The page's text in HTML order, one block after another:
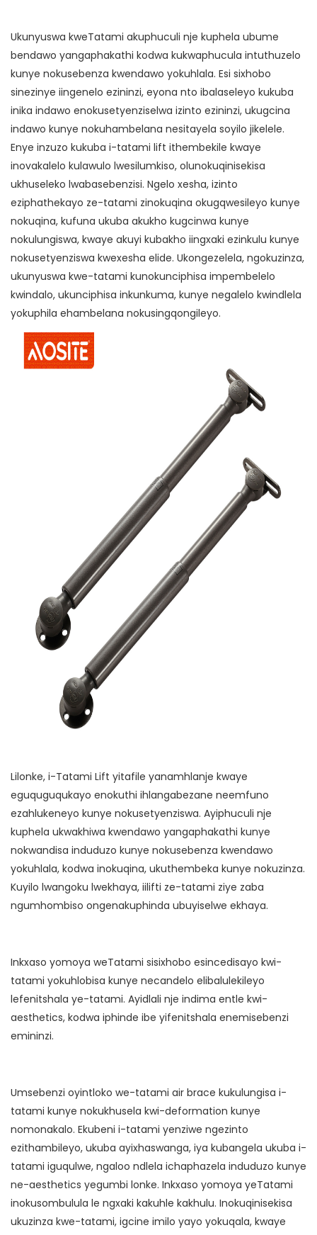
Ukunyuswa kweTatami akuphuculi nje kuphela ubume
bendawo yangaphakathi kodwa kukwaphucula intuthuzelo
kunye nokusebenza kwendawo yokuhlala. Esi sixhobo
sinezinye iingenelo ezininzi, eyona nto ibalaseleyo kukuba
inika indawo enokusetyenziselwa izinto ezininzi, ukugcina
indawo kunye nokuhambelana nesitayela soyilo jikelele.
Enye inzuzo kukuba i-tatami lift ithembekile kwaye
inovakalelo kulawulo lwesilumkiso, olunokuqinisekisa
ukhuseleko lwabasebenzisi. Ngelo xesha, izinto
eziphathekayo ze-tatami zinokuqina okugqwesileyo kunye
nokuqina, kufuna ukuba akukho kugcinwa kunye
nokulungiswa, kwaye akuyi kubakho iingxaki ezinkulu kunye
nokusetyenziswa kwexesha elide. Ukongezelela, ngokuzinza,
ukunyuswa kwe-tatami kunokunciphisa impembelelo
kwindalo, ukunciphisa inkunkuma, kunye negalelo kwindlela
yokuphila ehambelana nokusingqongileyo.
Lilonke, i-Tatami Lift yitafile yanamhlanje kwaye
eguquguqukayo enokuthi ihlangabezane neemfuno
ezahlukeneyo kunye nokusetyenziswa. Ayiphuculi nje
kuphela ukwakhiwa kwendawo yangaphakathi kunye
nokwandisa induduzo kunye nokusebenza kwendawo
yokuhlala, kodwa inokuqina, ukuthembeka kunye nokuzinza.
Kuyilo lwangoku lwekhaya, iilifti ze-tatami ziye zaba
ngumhombiso ongenakuphinda ubuyiselwe ekhaya.
Inkxaso yomoya weTatami sisixhobo esincedisayo kwi-
tatami yokuhlobisa kunye necandelo elibalulekileyo
lefenitshala ye-tatami. Ayidlali nje indima entle kwi-
aesthetics, kodwa iphinde ibe yifenitshala enemisebenzi
emininzi.
Umsebenzi oyintloko we-tatami air brace kukulungisa i-
tatami kunye nokukhusela kwi-deformation kunye
nomonakalo. Ekubeni i-tatami yenziwe ngezinto
ezithambileyo, ukuba ayixhaswanga, iya kubangela ukuba i-
tatami iguqulwe, ngaloo ndlela ichaphazela induduzo kunye
ne-aesthetics yegumbi lonke. Inkxaso yomoya yeTatami
inokusombulula le ngxaki kakuhle kakhulu. Inokuqinisekisa
ukuzinza kwe-tatami, igcine imilo yayo yokuqala, kwaye